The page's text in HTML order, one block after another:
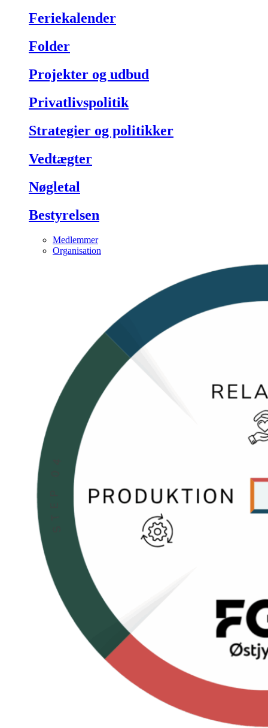
Feriekalender
Folder
Projekter og udbud
Privatlivspolitik
Strategier og politikker
Vedtægter
Nøgletal
Bestyrelsen
Medlemmer
Organisation